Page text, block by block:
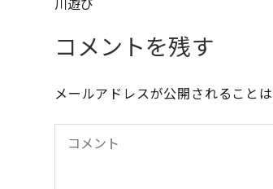
投
稿
ナ
ビ
ゲ
ー
コメントを残す
メールアドレスが公開されることは